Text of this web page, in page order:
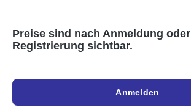
Preise sind nach Anmeldung oder
Registrierung sichtbar.
Anmelden